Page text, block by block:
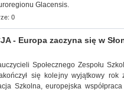
Glacensis.
0
- Europa zaczyna się w
Społecznego Zespołu
się kolejny wyjątkowy rok
Szkolna, europejska